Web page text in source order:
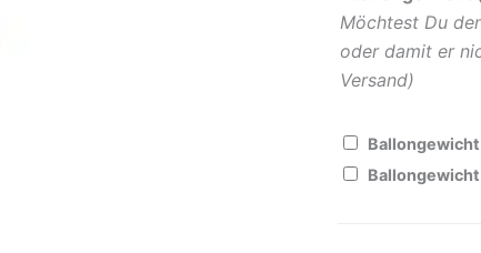
Möchtest Du
oder damit er
Versand)